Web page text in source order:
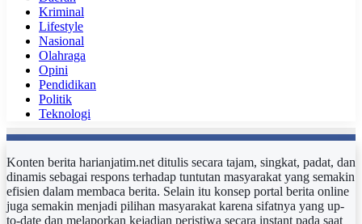
Kriminal
Lifestyle
Nasional
Olahraga
Opini
Pendidikan
Politik
Teknologi
Konten berita harianjatim.net ditulis secara tajam, singkat, padat, dan
dinamis sebagai respons terhadap tuntutan masyarakat yang semakin
efisien dalam membaca berita. Selain itu konsep portal berita online
juga semakin menjadi pilihan masyarakat karena sifatnya yang up-
to-date dan melaporkan kejadian peristiwa secara instant pada saat